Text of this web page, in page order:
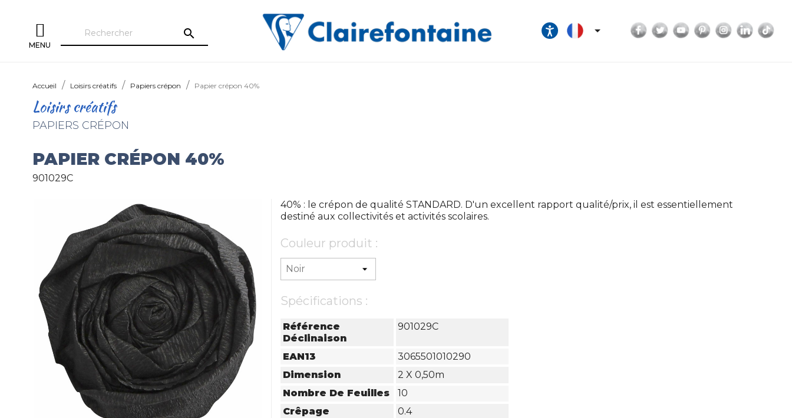
MENU
search  Facebook
TwitterYouTubePinterestInstagram
Accueil Loisirs créatifs Papiers crépon Papier crépon 40%
Loisirs créatifs
PAPIERS CRÉPON
PAPIER CRÉPON 40%
901029C
40% : le crépon de qualité STANDARD. D'un excellent rapport qualité/prix, il est essentiellement
destiné aux collectivités et activités scolaires.
Couleur produit :
Spécifications :
Référence
Déclinaison
901029C
EAN13
3065501010290
Dimension
2 X 0,50m
Nombre De Feuilles
10
Crêpage
0.4